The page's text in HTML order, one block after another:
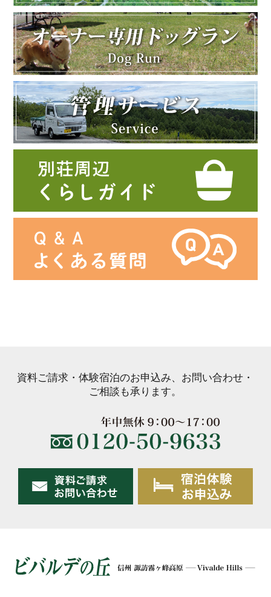
資料ご請求・体験宿泊のお申込み、お問い合わせ・
ご相談も承ります。